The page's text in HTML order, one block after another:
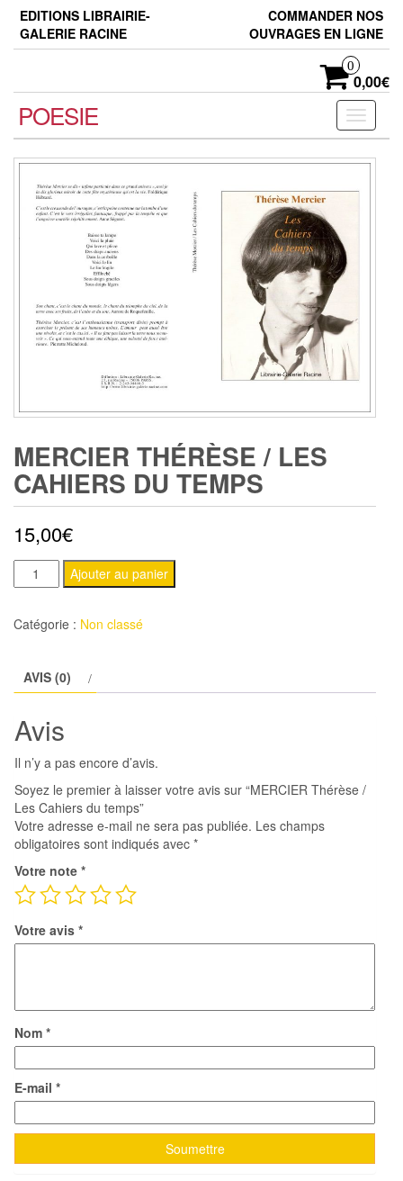
Skip
the
EDITIONS LIBRAIRIE-
GALERIE RACINE
COMMANDER NOS
OUVRAGES EN LIGNE
0
0,00€
Toggle
POESIE
MERCIER THÉRÈSE / LES
CAHIERS DU TEMPS
15,00€
quantité
de
Thérèse
Les
du
Ajouter au panier
Catégorie : Non classé
AVIS (0)
Avis
Il n’y a pas encore d’avis.
Soyez le premier à laisser votre avis sur “MERCIER Thérèse /
Les Cahiers du temps”
Votre adresse e-mail ne sera pas publiée. Les champs
obligatoires sont indiqués avec *
Votre note *
Votre avis *
Nom *
E-mail *